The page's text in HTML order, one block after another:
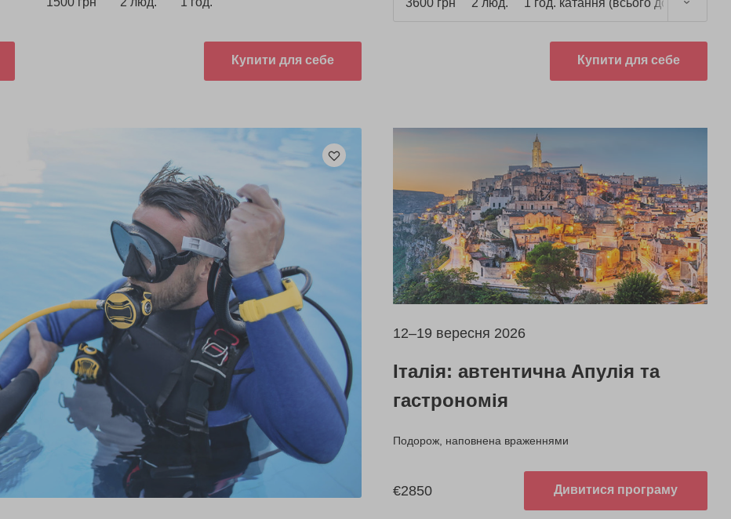
Купити для себе
3600 грн 2 люд. 1 год. катання (всього до 1,5 год.)
Купити для себе
12–19 вересня 2026
Італія: автентична Апулія та
гастрономія
Подорож, наповнена враженнями
€2850 Дивитися програму